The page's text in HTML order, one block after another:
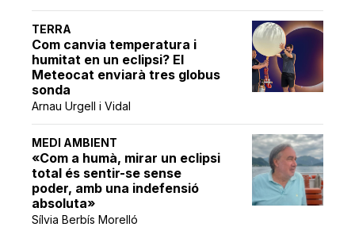
TERRA
Com canvia temperatura i
humitat en un eclipsi? El
Meteocat enviarà tres globus
sonda
Arnau Urgell i Vidal
MEDI AMBIENT
«Com a humà, mirar un eclipsi
total és sentir-se sense
poder, amb una indefensió
absoluta»
Sílvia Berbís Morelló